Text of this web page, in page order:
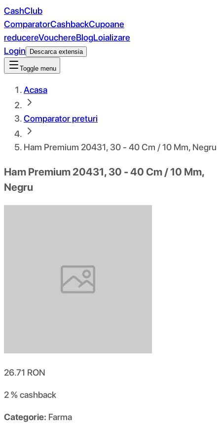
CashClub
ComparatorCashbackCupoane
reducereVouchereBlogLoializare
Login
Descarca extensia
Toggle menu
Acasa
Comparator preturi
Ham Premium 20431, 30 - 40 Cm / 10 Mm, Negru
Ham Premium 20431, 30 - 40 Cm / 10 Mm,
Negru
26.71 RON
2 %cashback
Categorie: Farma